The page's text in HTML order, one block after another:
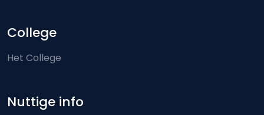
College
Het College
Nuttige info